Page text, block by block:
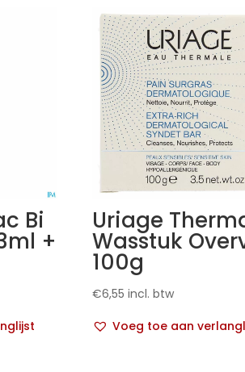
Bi
+
Uriage
Wasstuk
100g
€6,55 incl. btw
Voeg toe aan